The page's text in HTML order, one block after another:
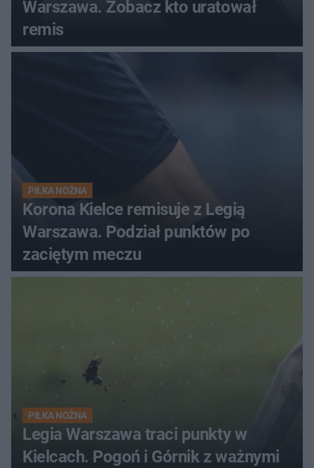
Warszawa. Zobacz kto uratował
remis
PIŁKA NOŻNA
Korona Kielce remisuje z Legią
Warszawa. Podział punktów po
zaciętym meczu
PIŁKA NOŻNA
Legia Warszawa traci punkty w
Kielcach. Pogoń i Górnik z ważnymi